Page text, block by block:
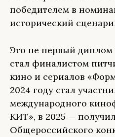
победителем в
исторический
Это не первый диплом
стал финалистом
кино и сериалов
2024 году стал
международного
КИТ», в 2025 —
Общероссийского